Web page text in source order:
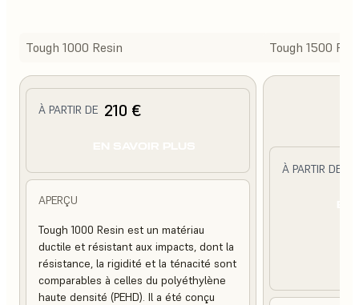
Tough 1000 Resin Tough 1500
À PARTIR DE 210 €
APERÇU
Tough 1000 Resin est un matériau
ductile et résistant aux impacts, dont la
résistance, la rigidité et la ténacité sont
comparables à celles du polyéthylène
haute densité (PEHD). Il a été conçu
À PARTIR DE